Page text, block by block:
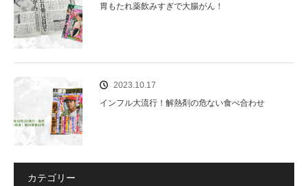
胃もたれ薬飲みすぎで大腸がん！
2023.10.17
インフル大流行！解熱剤の危ない食べ合わせ
カテゴリー